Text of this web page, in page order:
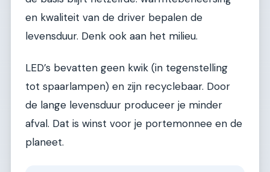
en kwaliteit van de driver bepalen de
levensduur. Denk ook aan het milieu.
LED’s bevatten geen kwik (in tegenstelling
tot spaarlampen) en zijn recyclebaar. Door
de lange levensduur produceer je minder
afval. Dat is winst voor je portemonnee en de
planeet.